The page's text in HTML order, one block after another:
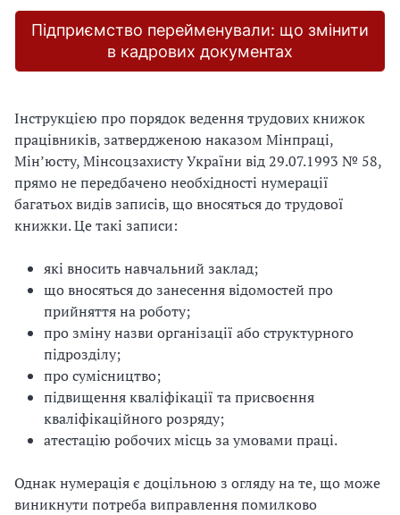
Підприємство перейменували: що змінити
в кадрових документах
Інструкцією про порядок ведення трудових книжок
працівників, затвердженою наказом Мінпраці,
Мін’юсту, Мінсоцзахисту України від 29.07.1993 № 58,
прямо не передбачено необхідності нумерації
багатьох видів записів, що вносяться до трудової
книжки. Це такі записи:
які вносить навчальний заклад;
що вносяться до занесення відомостей про
прийняття на роботу;
про зміну назви організації або структурного
підрозділу;
про сумісництво;
підвищення кваліфікації та присвоєння
кваліфікаційного розряду;
атестацію робочих місць за умовами праці.
Однак нумерація є доцільною з огляду на те, що може
виникнути потреба виправлення помилково